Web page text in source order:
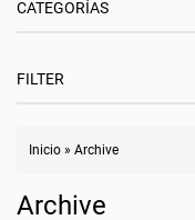
CATEGORÍAS
FILTER
Inicio » Archive
Archive